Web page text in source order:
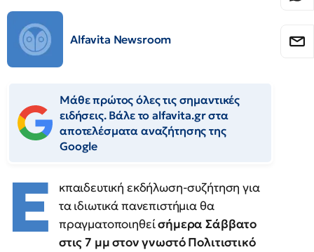
Alfavita Newsroom
Μάθε πρώτος όλες τις σημαντικές
ειδήσεις. Βάλε το alfavita.gr στα
αποτελέσματα αναζήτησης της
Google
Ε
κπαιδευτική εκδήλωση-συζήτηση για
τα ιδιωτικά πανεπιστήμια θα
πραγματοποιηθείσήμερα Σάββατο
στις 7 μμ στον γνωστό Πολιτιστικό